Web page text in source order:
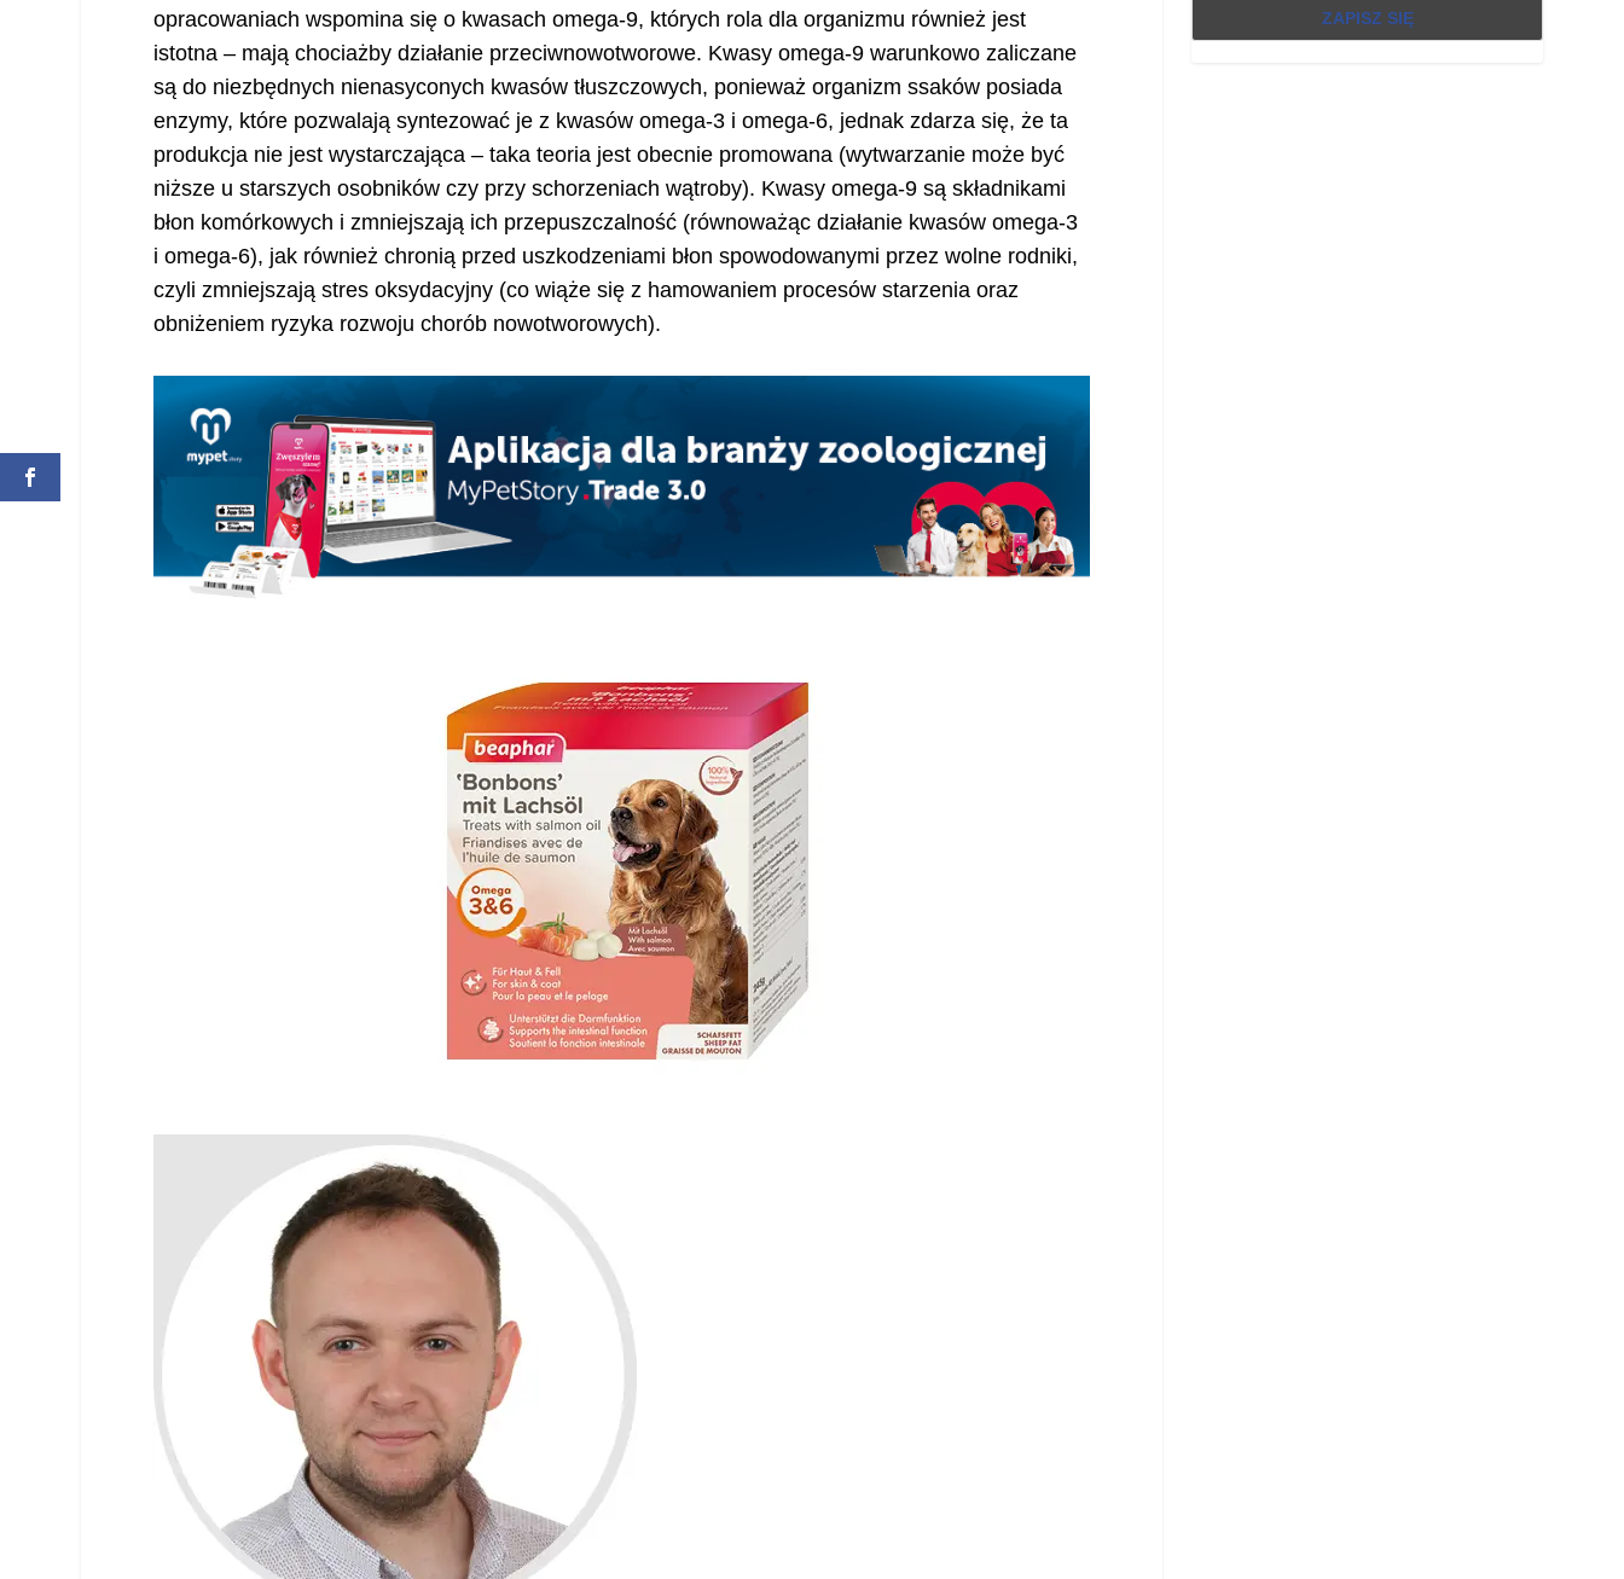
opracowaniach wspomina się o kwasach omega-9, których rola dla organizmu również jest
istotna – mają chociażby działanie przeciwnowotworowe. Kwasy omega-9 warunkowo zaliczane
są do niezbędnych nienasyconych kwasów tłuszczowych, ponieważ organizm ssaków posiada
enzymy, które pozwalają syntezować je z kwasów omega-3 i omega-6, jednak zdarza się, że ta
produkcja nie jest wystarczająca – taka teoria jest obecnie promowana (wytwarzanie może być
niższe u starszych osobników czy przy schorzeniach wątroby). Kwasy omega-9 są składnikami
błon komórkowych i zmniejszają ich przepuszczalność (równoważąc działanie kwasów omega-3
i omega-6), jak również chronią przed uszkodzeniami błon spowodowanymi przez wolne rodniki,
czyli zmniejszają stres oksydacyjny (co wiąże się z hamowaniem procesów starzenia oraz
obniżeniem ryzyka rozwoju chorób nowotworowych).